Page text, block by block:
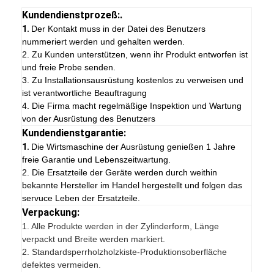
Kundendienstprozeß:.
1. Der Kontakt muss in der Datei des Benutzers
nummeriert werden und gehalten werden.
2. Zu Kunden unterstützen, wenn ihr Produkt entworfen ist
und freie Probe senden.
3. Zu Installationsausrüstung kostenlos zu verweisen und
ist verantwortliche Beauftragung
4. Die Firma macht regelmäßige Inspektion und Wartung
von der Ausrüstung des Benutzers
Kundendienstgarantie:
1. Die Wirtsmaschine der Ausrüstung genießen 1 Jahre
freie Garantie und Lebenszeitwartung.
2. Die Ersatzteile der Geräte werden durch weithin
bekannte Hersteller im Handel hergestellt und folgen das
servuce Leben der Ersatzteile.
Verpackung:
1.Alle Produkte werden in der Zylinderform, Länge
verpackt und Breite werden markiert.
2. Standardsperrholzholzkiste-Produktionsoberfläche
defektes vermeiden.